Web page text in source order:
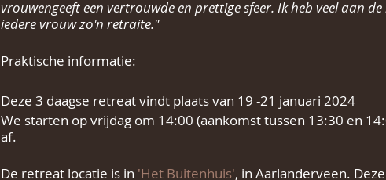
vrouwengeeft een vertrouwde en prettige sfeer. Ik heb veel aan
iedere vrouw zo'n retraite."
Praktische informatie:
Deze 3 daagse retreat vindt plaats van 19 -21 januari 2024
We starten op vrijdag om 14:00 (aankomst tussen 13:30 en
af.
De retreat locatie is in 'Het Buitenhuis', in Aarlanderveen.